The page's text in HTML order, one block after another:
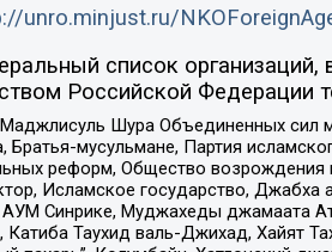
unro.minjust.ru/
список организаций,
Российской Федерации
Шура Объединенных сил
Братья-мусульмане, Партия
реформ, Общество
Исламское государство,
АУМ Синрике, Муджахеды джамаата
Таухид валь-Джихад, Хайят